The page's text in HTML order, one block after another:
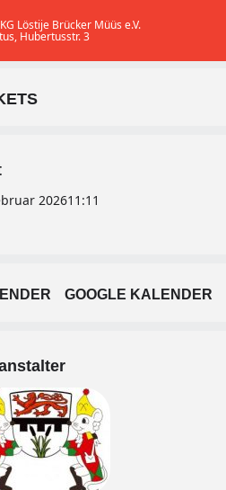
KG Löstije Brücker Müüs e.V.
, Hubertusstr. 3
202611:11
GOOGLE KALENDER